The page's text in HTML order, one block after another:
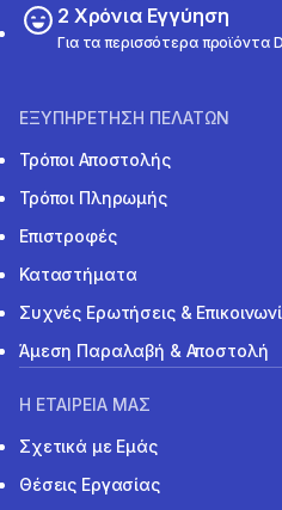
2 Χρόνια Εγγύηση
Για τα περισσότερα προϊόντα
ΕΞΥΠΗΡΕΤΗΣΗ ΠΕΛΑΤΩΝ
Τρόποι Αποστολής
Τρόποι Πληρωμής
Επιστροφές
Καταστήματα
Συχνές Ερωτήσεις &
Άμεση Παραλαβή & Αποστολή
Η ΕΤΑΙΡΕΙΑ ΜΑΣ
Σχετικά με Εμάς
Θέσεις Εργασίας